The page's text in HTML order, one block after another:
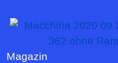
Magazin